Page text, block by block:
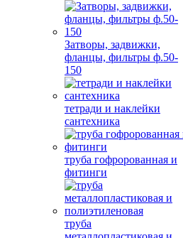
Затворы, задвижки,
фланцы, фильтры ф.50-
150
тетради и наклейки
сантехника
труба гофророванная и
фитинги
труба